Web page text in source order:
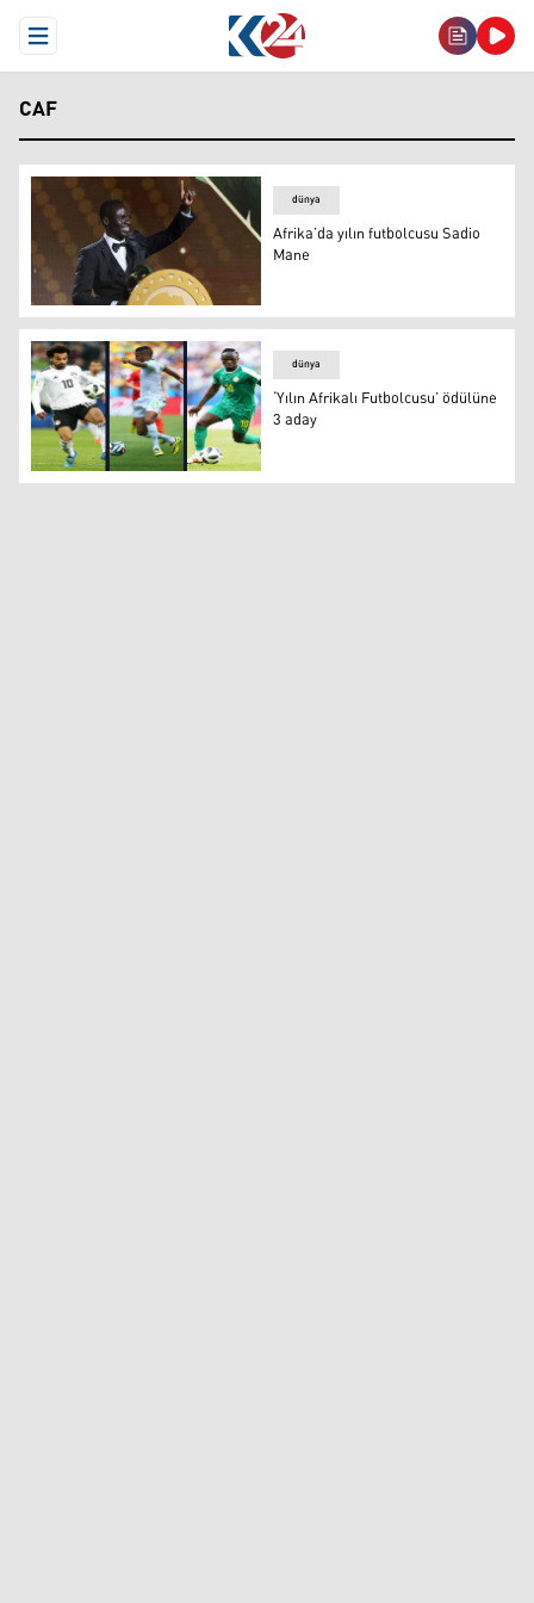
Open Menu
CAF
Afrika’da yılın futbolcusu Sadio Mane
dünya
Afrika’da yılın futbolcusu Sadio
Mane
‘Yılın Afrikalı Futbolcusu’ ödülüne 3 aday
dünya
‘Yılın Afrikalı Futbolcusu’ ödülüne
3 aday